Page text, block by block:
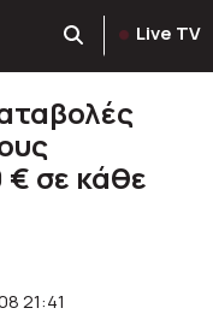
Live TV
€ σε κάθε
21:41